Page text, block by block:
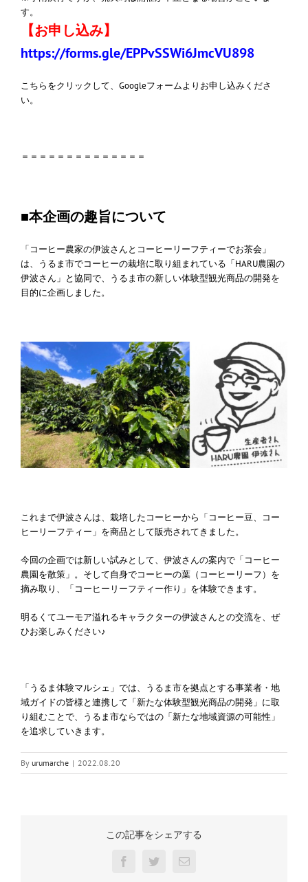
す。
【お申し込み】
https://forms.gle/EPPvSSWi6JmcVU898
こちらをクリックして、Googleフォームよりお申し込みくださ
い。
＝＝＝＝＝＝＝＝＝＝＝＝＝＝
■本企画の趣旨について
「コーヒー農家の伊波さんとコーヒーリーフティーでお茶会」
は、うるま市でコーヒーの栽培に取り組まれている「HARU農園の
伊波さん」と協同で、うるま市の新しい体験型観光商品の開発を
目的に企画しました。
これまで伊波さんは、栽培したコーヒーから「コーヒー豆、コー
ヒーリーフティー」を商品として販売されてきました。
今回の企画では新しい試みとして、伊波さんの案内で「コーヒー
農園を散策」。そして自身でコーヒーの葉（コーヒーリーフ）を
摘み取り、「コーヒーリーフティー作り」を体験できます。
明るくてユーモア溢れるキャラクターの伊波さんとの交流を、ぜ
ひお楽しみください♪
「うるま体験マルシェ」では、うるま市を拠点とする事業者・地
域ガイドの皆様と連携して「新たな体験型観光商品の開発」に取
り組むことで、うるま市ならではの「新たな地域資源の可能性」
を追求していきます。
By urumarche | 2022.08.20
この記事をシェアする
FacebookTwitter電